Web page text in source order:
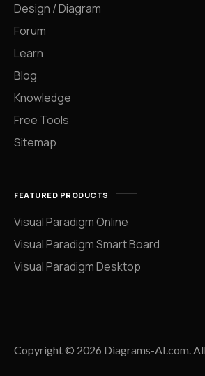
Design / Diagram
Forum
Learn
Blog
Knowledge
Free Tools
Sitemap
FEATURED PRODUCTS
Visual Paradigm Online
Visual Paradigm Smart Board
Visual Paradigm Desktop
Copyright © 2026 Diagrams-AI.com.